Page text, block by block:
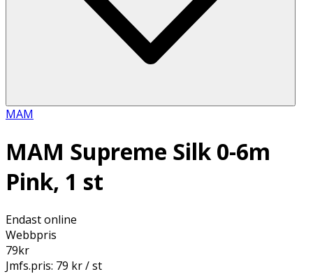
MAM
MAM Supreme Silk 0-6m
Pink, 1 st
Endast online
Webbpris
79kr
Jmfs.pris: 79 kr / st